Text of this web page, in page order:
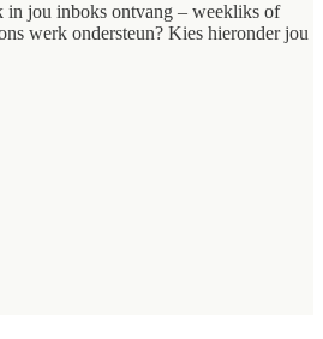
in jou inboks ontvang – weekliks of
werk ondersteun? Kies hieronder jou